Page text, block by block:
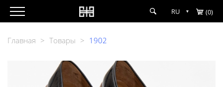
RU (0)
Главная > Товары > 1902